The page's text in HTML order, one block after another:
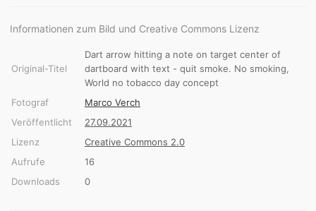
Informationen zum Bild und Creative Commons Lizenz
Original-Titel
Dart arrow hitting a note on target center of
dartboard with text - quit smoke. No smoking,
World no tobacco day concept
Fotograf
Marco Verch
Veröffentlicht
27.09.2021
Lizenz
Creative Commons 2.0
Aufrufe
16
Downloads
0